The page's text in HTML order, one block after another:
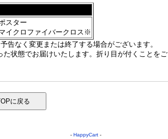
スター
ファイバークロス※
なく変更または終了する場合がございます。
状態でお届けいたします。折り目が付くことをご
- HappyCart-